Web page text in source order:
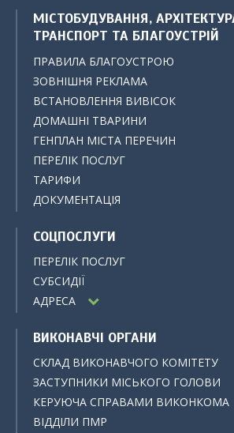
МІСТОБУДУВАННЯ,
ТРАНСПОРТ ТА БЛАГОУСТРІЙ
ПРАВИЛА БЛАГОУСТРОЮ
ЗОВНІШНЯ РЕКЛАМА
ВСТАНОВЛЕННЯ ВИВІСОК
ДОМАШНІ ТВАРИНИ
ГЕНПЛАН МІСТА ПЕРЕЧИН
ПЕРЕЛІК ПОСЛУГ
ТАРИФИ
ДОКУМЕНТАЦІЯ
СОЦПОСЛУГИ
ПЕРЕЛІК ПОСЛУГ
СУБСИДІЇ
АДРЕСА
ВИКОНАВЧІ ОРГАНИ
СКЛАД ВИКОНАВЧОГО КОМІТЕТУ
ЗАСТУПНИКИ МІСЬКОГО ГОЛОВИ
КЕРУЮЧА СПРАВАМИ ВИКОНКОМА
ВІДДІЛИ ПМР